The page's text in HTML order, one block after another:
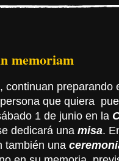
memoriam
continuan preparando
que quiera
1 de junio en la
dedicará una misa.
también una